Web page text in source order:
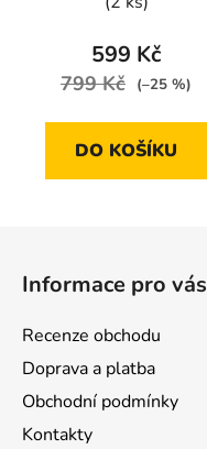
599 Kč
799 Kč (–25 %)
DO KOŠÍKU
Informace pro vás
Recenze obchodu
Doprava a platba
Obchodní podmínky
Kontakty